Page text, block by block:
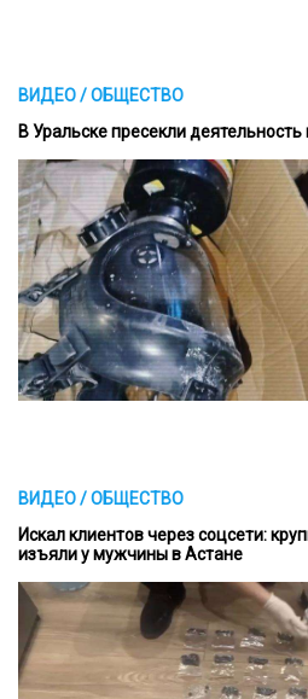
ВИДЕО / ОБЩЕСТВО
В Уральске пресекли
ВИДЕО / ОБЩЕСТВО
Искал клиентов через соцсети:
изъяли у мужчины в Астане